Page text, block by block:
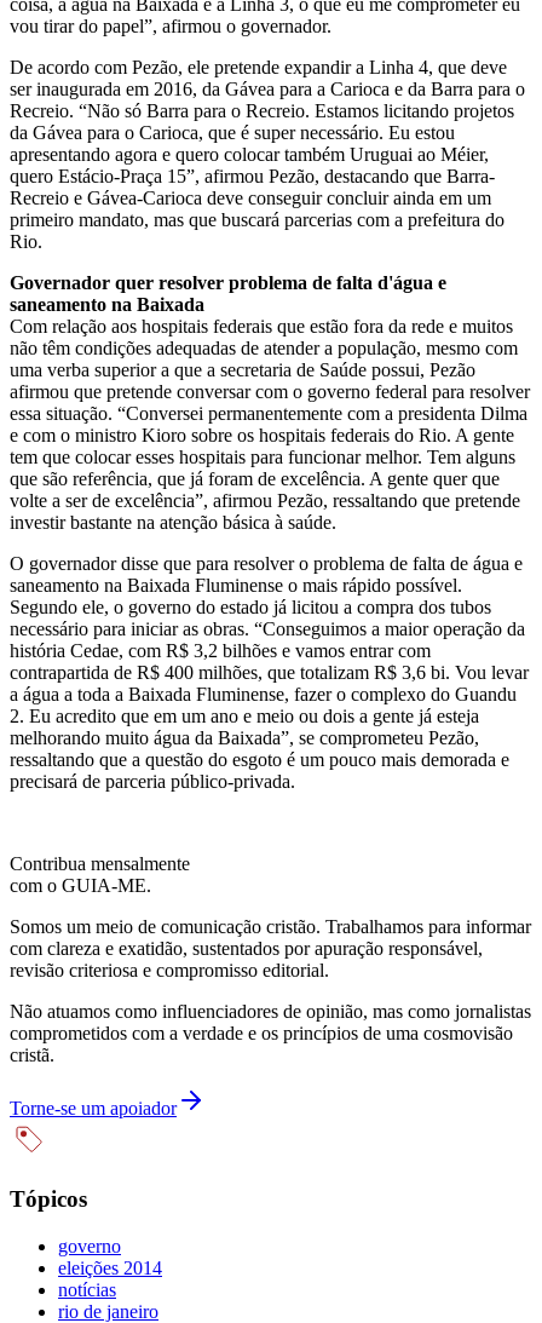
vou tirar do papel”, afirmou o governador.
De acordo com Pezão, ele pretende expandir a Linha 4, que deve
ser inaugurada em 2016, da Gávea para a Carioca e da Barra para o
Recreio. “Não só Barra para o Recreio. Estamos licitando projetos
da Gávea para o Carioca, que é super necessário. Eu estou
apresentando agora e quero colocar também Uruguai ao Méier,
quero Estácio-Praça 15”, afirmou Pezão, destacando que Barra-
Recreio e Gávea-Carioca deve conseguir concluir ainda em um
primeiro mandato, mas que buscará parcerias com a prefeitura do
Rio.
Governador quer resolver problema de falta d'água e
saneamento na Baixada
Com relação aos hospitais federais que estão fora da rede e muitos
não têm condições adequadas de atender a população, mesmo com
uma verba superior a que a secretaria de Saúde possui, Pezão
afirmou que pretende conversar com o governo federal para resolver
essa situação. “Conversei permanentemente com a presidenta Dilma
e com o ministro Kioro sobre os hospitais federais do Rio. A gente
tem que colocar esses hospitais para funcionar melhor. Tem alguns
que são referência, que já foram de excelência. A gente quer que
volte a ser de excelência”, afirmou Pezão, ressaltando que pretende
investir bastante na atenção básica à saúde.
O governador disse que para resolver o problema de falta de água e
saneamento na Baixada Fluminense o mais rápido possível.
Segundo ele, o governo do estado já licitou a compra dos tubos
necessário para iniciar as obras. “Conseguimos a maior operação da
história Cedae, com R$ 3,2 bilhões e vamos entrar com
contrapartida de R$ 400 milhões, que totalizam R$ 3,6 bi. Vou levar
a água a toda a Baixada Fluminense, fazer o complexo do Guandu
2. Eu acredito que em um ano e meio ou dois a gente já esteja
melhorando muito água da Baixada”, se comprometeu Pezão,
ressaltando que a questão do esgoto é um pouco mais demorada e
precisará de parceria público-privada.
Contribua mensalmente
com o GUIA-ME.
Somos um meio de comunicação cristão. Trabalhamos para informar
com clareza e exatidão, sustentados por apuração responsável,
revisão criteriosa e compromisso editorial.
Não atuamos como influenciadores de opinião, mas como jornalistas
comprometidos com a verdade e os princípios de uma cosmovisão
cristã.
Torne-se um apoiador
Tópicos
governo
eleições 2014
notícias
rio de janeiro